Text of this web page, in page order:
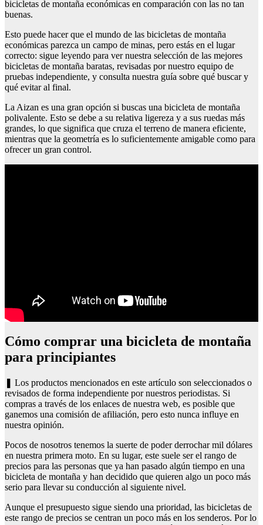
bicicletas de montaña económicas en comparación con las no tan
buenas.
Esto puede hacer que el mundo de las bicicletas de montaña
económicas parezca un campo de minas, pero estás en el lugar
correcto: sigue leyendo para ver nuestra selección de las mejores
bicicletas de montaña baratas, revisadas por nuestro equipo de
pruebas independiente, y consulta nuestra guía sobre qué buscar y
qué evitar al final.
La Aizan es una gran opción si buscas una bicicleta de montaña
polivalente. Esto se debe a su relativa ligereza y a sus ruedas más
grandes, lo que significa que cruza el terreno de manera eficiente,
mientras que la geometría es lo suficientemente amigable como para
ofrecer un gran control.
Cómo comprar una bicicleta de montaña
para principiantes
❚ Los productos mencionados en este artículo son seleccionados o
revisados de forma independiente por nuestros periodistas. Si
compras a través de los enlaces de nuestra web, es posible que
ganemos una comisión de afiliación, pero esto nunca influye en
nuestra opinión.
Pocos de nosotros tenemos la suerte de poder derrochar mil dólares
en nuestra primera moto. En su lugar, este suele ser el rango de
precios para las personas que ya han pasado algún tiempo en una
bicicleta de montaña y han decidido que quieren algo un poco más
serio para llevar su conducción al siguiente nivel.
Aunque el presupuesto sigue siendo una prioridad, las bicicletas de
este rango de precios se centran un poco más en los senderos. Por lo